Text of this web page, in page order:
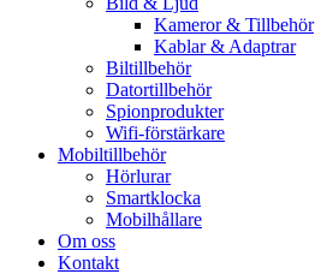
Kameror & Tillbehör
Kablar & Adaptrar
Biltillbehör
Datortillbehör
Spionprodukter
Wifi-förstärkare
Mobiltillbehör
Hörlurar
Smartklocka
Mobilhållare
Om oss
Kontakt